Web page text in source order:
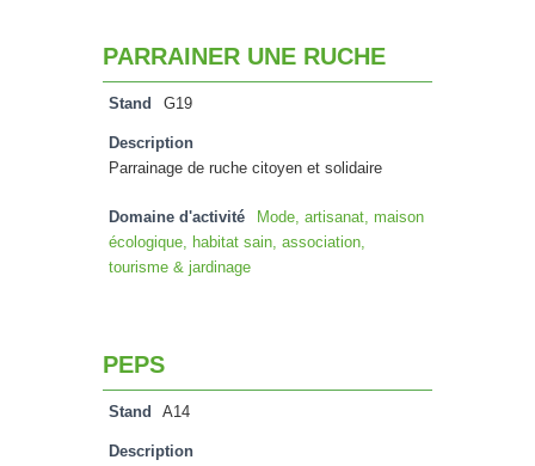
PARRAINER UNE RUCHE
Stand G19
Description
Parrainage de ruche citoyen et solidaire
Domaine d'activité
Mode, artisanat, maison
écologique, habitat sain, association,
tourisme & jardinage
PEPS
Stand A14
Description